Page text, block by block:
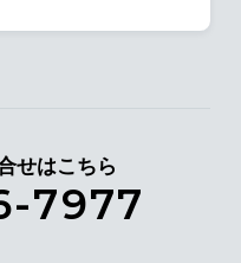
せはこちら
7977